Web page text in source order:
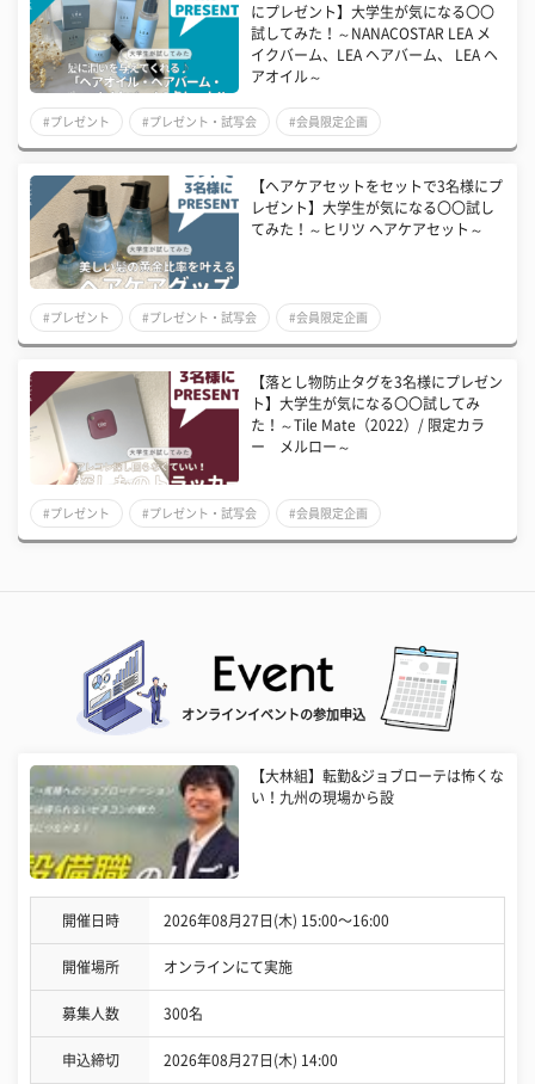
にプレゼント】大学生が気になる〇〇
試してみた！～NANACOSTAR LEA メ
イクバーム、LEA ヘアバーム、 LEA ヘ
アオイル～
#プレゼント #プレゼント・試写会 #会員限定企画
【ヘアケアセットをセットで3名様にプ
レゼント】大学生が気になる〇〇試し
てみた！～ヒリツ ヘアケアセット～
#プレゼント #プレゼント・試写会 #会員限定企画
【落とし物防止タグを3名様にプレゼン
ト】大学生が気になる〇〇試してみ
た！～Tile Mate（2022）/ 限定カラ
ー メルロー～
#プレゼント #プレゼント・試写会 #会員限定企画
オンラインイベントの参加申込
【大林組】転勤&ジョブローテは怖くな
い！九州の現場から設
開催日時 2026年08月27日(木) 15:00〜16:00
開催場所 オンラインにて実施
募集人数 300名
申込締切 2026年08月27日(木) 14:00